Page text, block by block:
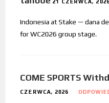
21 CZERWCA, 2026
Indonesia at Stake — dana
for WC2026 group stage.
COME SPORTS
CZERWCA, 2026